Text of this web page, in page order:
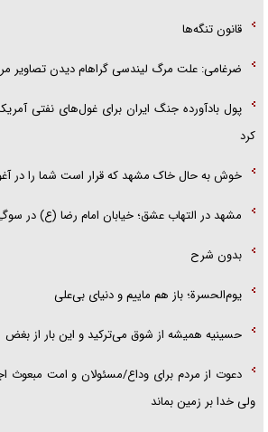
قانون تنگه‌ها
ضرغامی: علت مرگ لیندسی گراهام دیدن تصاویر
پول بادآورده جنگ ایران برای غول‌های نفتی
کرد
خوش به حال خاک مشهد که قرار است شما را در
مشهد در التهاب عشق؛ خیابان امام رضا (ع) در
بدون شرح
یوم‌الحسرة؛ باز هم ماییم و دنیای بی‌علی
حسینیه همیشه از شوق می‌ترکید و این بار از بغض
دعوت از مردم برای وداع/مسئولان و امت مبعوث
ولی خدا بر زمین بماند